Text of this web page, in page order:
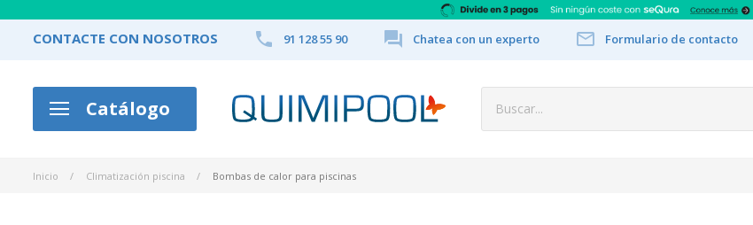
CONTACTE CON NOSOTROS  91 128 55 90  Chatea con un experto  Formulario de contacto
Catálogo
Inicio Climatización piscina Bombas de calor para piscinas